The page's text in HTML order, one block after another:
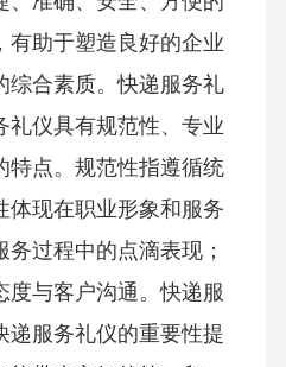
有助于塑造良好的企业
综合素质。快递服务礼
礼仪具有规范性、专业
特点。规范性指遵循统
体现在职业形象和服务
过程中的点滴表现；
度与客户沟通。快递服
递服务礼仪的重要性提